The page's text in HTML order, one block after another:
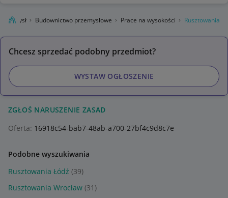
Przemysł Budownictwo przemysłowe Prace na wysokości Rusztowania
Chcesz sprzedać podobny przedmiot?
WYSTAW OGŁOSZENIE
ZGŁOŚ NARUSZENIE ZASAD
Oferta: 16918c54-bab7-48ab-a700-27bf4c9d8c7e
Podobne wyszukiwania
Rusztowania Łódź (39)
Rusztowania Wrocław (31)